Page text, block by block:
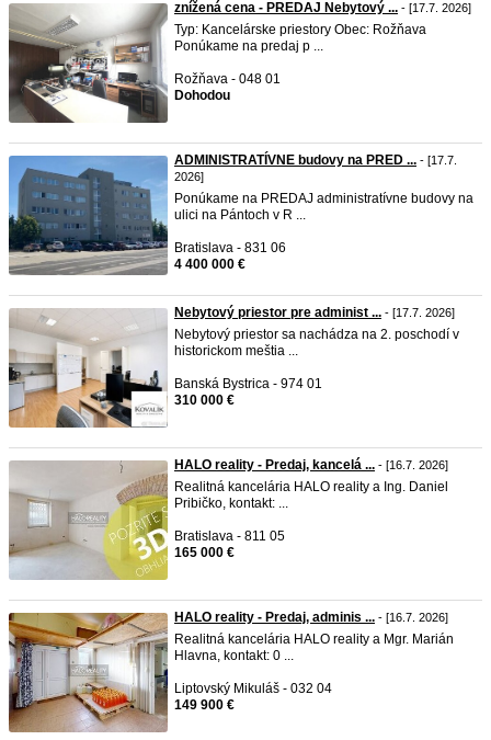
znížená cena - PREDAJ Nebytový ... - [17.7. 2026]
Typ: Kancelárske priestory Obec: Rožňava
Ponúkame na predaj p ...
Rožňava - 048 01
Dohodou
ADMINISTRATÍVNE budovy na PRED ... - [17.7.
2026]
Ponúkame na PREDAJ administratívne budovy na
ulici na Pántoch v R ...
Bratislava - 831 06
4 400 000 €
Nebytový priestor pre administ ... - [17.7. 2026]
Nebytový priestor sa nachádza na 2. poschodí v
historickom meštia ...
Banská Bystrica - 974 01
310 000 €
HALO reality - Predaj, kancelá ... - [16.7. 2026]
Realitná kancelária HALO reality a Ing. Daniel
Pribičko, kontakt: ...
Bratislava - 811 05
165 000 €
HALO reality - Predaj, adminis ... - [16.7. 2026]
Realitná kancelária HALO reality a Mgr. Marián
Hlavna, kontakt: 0 ...
Liptovský Mikuláš - 032 04
149 900 €